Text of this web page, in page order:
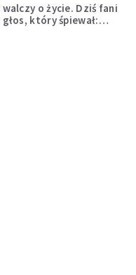
o życie. Dziś fani
który śpiewał: